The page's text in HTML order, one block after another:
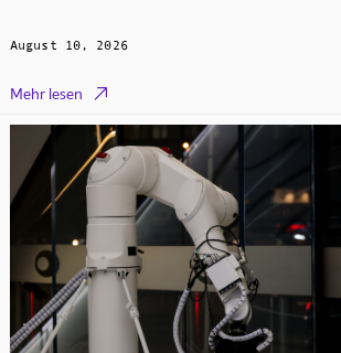
August 10, 2026
Mehr lesen 